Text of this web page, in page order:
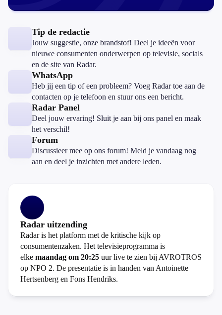
Tip de redactie
Jouw suggestie, onze brandstof! Deel je ideeën voor
nieuwe consumenten onderwerpen op televisie, socials
en de site van Radar.
WhatsApp
Heb jij een tip of een probleem? Voeg Radar toe aan de
contacten op je telefoon en stuur ons een bericht.
Radar Panel
Deel jouw ervaring! Sluit je aan bij ons panel en maak
het verschil!
Forum
Discussieer mee op ons forum! Meld je vandaag nog
aan en deel je inzichten met andere leden.
Radar uitzending
Radar is het platform met de kritische kijk op
consumentenzaken. Het televisieprogramma is
elke maandag om 20:25 uur live te zien bij AVROTROS
op NPO 2. De presentatie is in handen van Antoinette
Hertsenberg en Fons Hendriks.